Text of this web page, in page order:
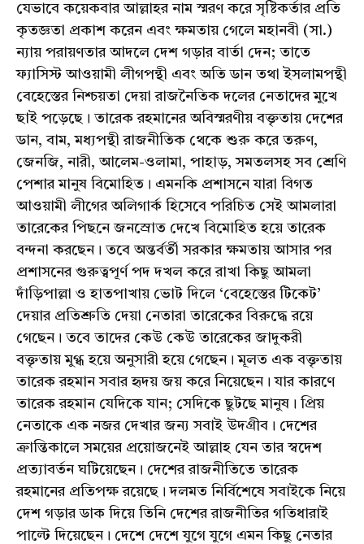
যেভাবে কয়েকবার আল্লাহর নাম স্মরণ করে সৃষ্টিকর্তার প্রতি
কৃতজ্ঞতা প্রকাশ করেন এবং ক্ষমতায় গেলে মহানবী (সা.)
ন্যায় পরায়ণতার আদলে দেশ গড়ার বার্তা দেন; তাতে
ফ্যাসিস্ট আওয়ামী লীগপন্থী এবং অতি ডান তথা ইসলামপন্থী
বেহেস্তের নিশ্চয়তা দেয়া রাজনৈতিক দলের নেতাদের মুখে
ছাই পড়েছে। তারেক রহমানের অবিস্মরণীয় বক্তৃতায় দেশের
ডান, বাম, মধ্যপন্থী রাজনীতিক থেকে শুরু করে তরুণ,
জেনজি, নারী, আলেম-ওলামা, পাহাড়, সমতলসহ সব শ্রেণি
পেশার মানুষ বিমোহিত। এমনকি প্রশাসনে যারা বিগত
আওয়ামী লীগের অলিগার্ক হিসেবে পরিচিত সেই আমলারা
তারেকের পিছনে জনস্রোত দেখে বিমোহিত হয়ে তারেক
বন্দনা করছেন। তবে অন্তর্বর্তী সরকার ক্ষমতায় আসার পর
প্রশাসনের গুরুত্বপূর্ণ পদ দখল করে রাখা কিছু আমলা
দাঁড়িপাল্লা ও হাতপাখায় ভোট দিলে ‘বেহেস্তের টিকেট’
দেয়ার প্রতিশ্রুতি দেয়া নেতারা তারেকের বিরুদ্ধে রয়ে
গেছেন। তবে তাদের কেউ কেউ তারেকের জাদুকরী
বক্তৃতায় মুগ্ধ হয়ে অনুসারী হয়ে গেছেন। মূলত এক বক্তৃতায়
তারেক রহমান সবার হৃদয় জয় করে নিয়েছেন। যার কারণে
তারেক রহমান যেদিকে যান; সেদিকে ছুটছে মানুষ। প্রিয়
নেতাকে এক নজর দেখার জন্য সবাই উদগ্রীব। দেশের
ক্রান্তিকালে সময়ের প্রয়োজনেই আল্লাহ যেন তার স্বদেশ
প্রত্যাবর্তন ঘটিয়েছেন। দেশের রাজনীতিতে তারেক
রহমানের প্রতিপক্ষ রয়েছে। দলমত নির্বিশেষে সবাইকে নিয়ে
দেশ গড়ার ডাক দিয়ে তিনি দেশের রাজনীতির গতিধারাই
পাল্টে দিয়েছেন। দেশে দেশে যুগে যুগে এমন কিছু নেতার